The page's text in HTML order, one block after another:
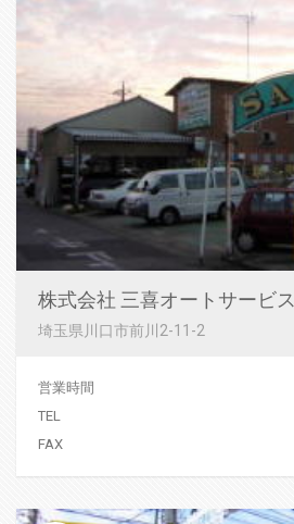
株式会社 三喜オートサービス
埼玉県川口市前川2-11-2
営業時間
TEL
FAX